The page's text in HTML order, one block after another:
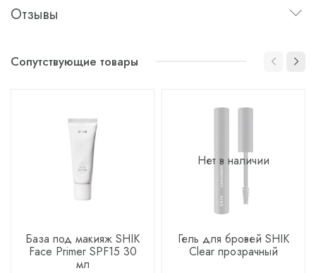
Отзывы
Сопутствующие товары
База под макияж SHIK
Face Primer SPF15 30
мл
Нет в наличии
Гель для бровей SHIK
Clear прозрачный